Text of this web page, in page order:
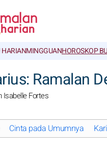
MINGGUANHOROSKOP
Ramalan
Isabelle Fortes
Cinta pada Umumnya